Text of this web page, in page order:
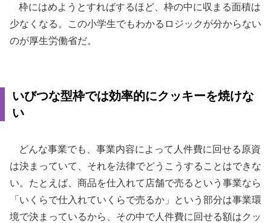
枠にはめようとすればするほど、枠の中に収まる面積は
少なくなる。この小学生でもわかるロジックが分からない
のが厚生労働省だ。
いびつな型枠では効率的にクッキーを焼けな
い
どんな事業でも、事業内容によって人件費に回せる原資
は決まっていて、それを法律でどうこうすることはできな
い。たとえば、商品を仕入れて店舗で売るという事業なら
「いくらで仕入れていくらで売るか」という部分は事業環
境で決まっているから、その中で人件費に回せる額はクッ